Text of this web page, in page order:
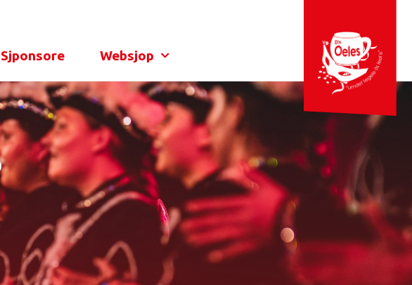
Sjponsore Websjop